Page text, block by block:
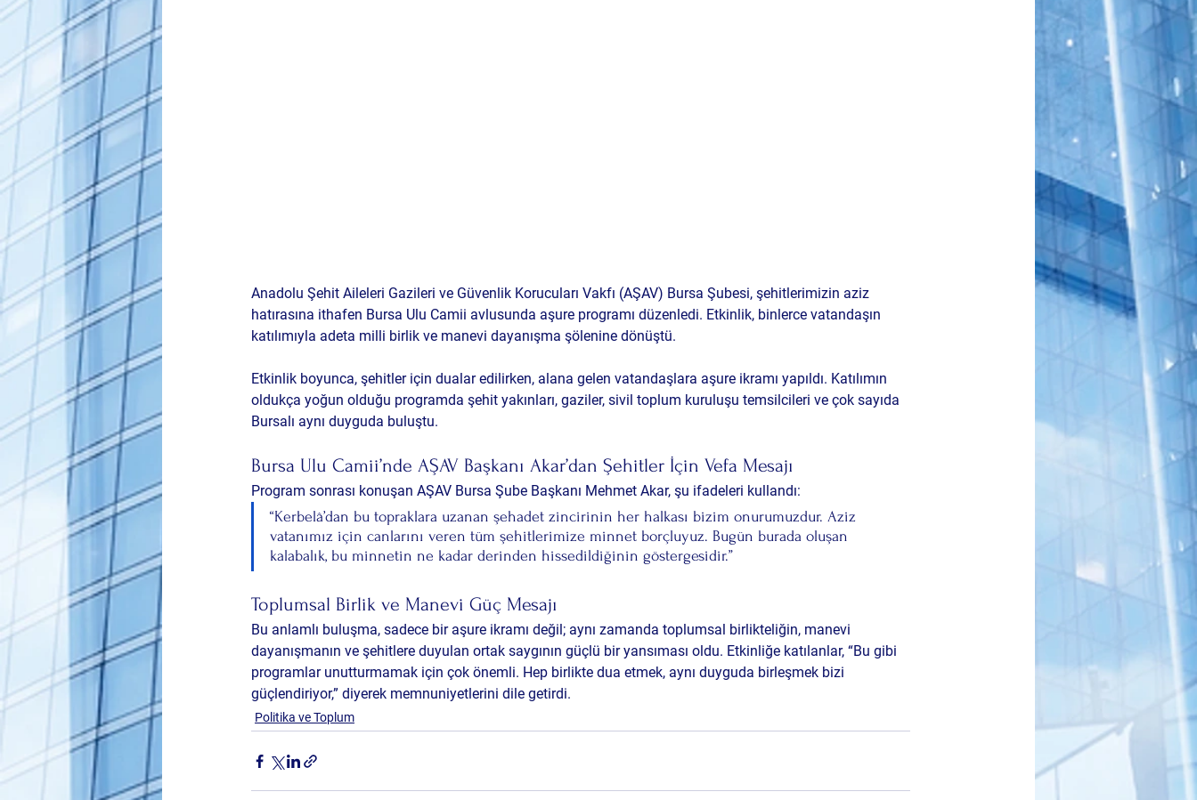
Anadolu Şehit Aileleri Gazileri ve Güvenlik Korucuları Vakfı (AŞAV) Bursa Şubesi, şehitlerimizin aziz
hatırasına ithafen Bursa Ulu Camii avlusunda aşure programı düzenledi. Etkinlik, binlerce vatandaşın
katılımıyla adeta milli birlik ve manevi dayanışma şölenine dönüştü.
Etkinlik boyunca, şehitler için dualar edilirken, alana gelen vatandaşlara aşure ikramı yapıldı. Katılımın
oldukça yoğun olduğu programda şehit yakınları, gaziler, sivil toplum kuruluşu temsilcileri ve çok sayıda
Bursalı aynı duyguda buluştu.
Bursa Ulu Camii’nde AŞAV Başkanı Akar’dan Şehitler İçin Vefa Mesajı
Program sonrası konuşan AŞAV Bursa Şube Başkanı Mehmet Akar, şu ifadeleri kullandı:
“Kerbelâ’dan bu topraklara uzanan şehadet zincirinin her halkası bizim onurumuzdur. Aziz
vatanımız için canlarını veren tüm şehitlerimize minnet borçluyuz. Bugün burada oluşan
kalabalık, bu minnetin ne kadar derinden hissedildiğinin göstergesidir.”
Toplumsal Birlik ve Manevi Güç Mesajı
Bu anlamlı buluşma, sadece bir aşure ikramı değil; aynı zamanda toplumsal birlikteliğin, manevi
dayanışmanın ve şehitlere duyulan ortak saygının güçlü bir yansıması oldu. Etkinliğe katılanlar, “Bu gibi
programlar unutturmamak için çok önemli. Hep birlikte dua etmek, aynı duyguda birleşmek bizi
güçlendiriyor,” diyerek memnuniyetlerini dile getirdi.
Politika ve Toplum